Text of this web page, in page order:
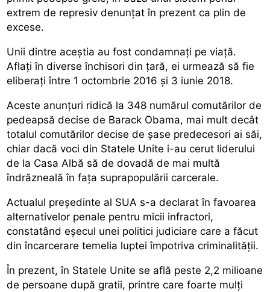
extrem de represiv denunțat în prezent ca plin de
excese.
Unii dintre aceștia au fost condamnați pe viață.
Aflați în diverse închisori din țară, ei urmează să fie
eliberați între 1 octombrie 2016 și 3 iunie 2018.
Aceste anunțuri ridică la 348 numărul comutărilor de
pedeapsă decise de Barack Obama, mai mult decât
totalul comutărilor decise de șase predecesori ai săi,
chiar dacă voci din Statele Unite i-au cerut liderului
de la Casa Albă să de dovadă de mai multă
îndrăzneală în fața suprapopulării carcerale.
Actualul președinte al SUA s-a declarat în favoarea
alternativelor penale pentru micii infractori,
constatând eșecul unei politici judiciare care a făcut
din încarcerare temelia luptei împotriva criminalității.
În prezent, în Statele Unite se află peste 2,2 milioane
de persoane după gratii, printre care foarte mulți